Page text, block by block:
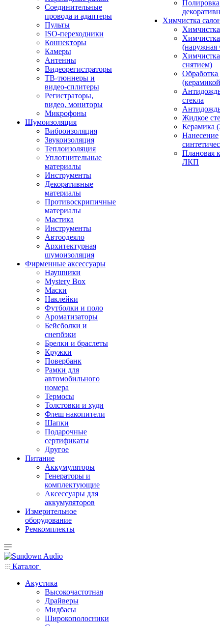
Соединительные
провода и адаптеры
Пульты
ISO-переходники
Коннекторы
Камеры
Антенны
Видеорегистраторы
ТВ-тюннеры и
видео-сплитеры
Регистраторы,
видео, мониторы
Микрофоны
Шумоизоляция
Виброизоляция
Звукоизоляция
Теплоизоляция
Уплотнительные
материалы
Инструменты
Декоративные
материалы
Противоскрипичные
материалы
Мастика
Инструменты
Автоодеяло
Архитектурная
шумоизоляция
Фирменные аксессуары
Наушники
Mystery Box
Маски
Наклейки
Футболки и поло
Ароматизаторы
Бейсболки и
снепбэки
Брелки и браслеты
Кружки
Повербанк
Рамки для
автомобильного
номера
Термосы
Толстовки и худи
Флеш накопители
Шапки
Подарочные
сертификаты
Другое
Питание
Аккумуляторы
Генераторы и
комплектующие
Аксессуары для
аккумуляторов
Измерительное
оборудование
Ремкомплекты
Полировка
Химчистка
(наружная
снятием)
Обработка
стекла
Жидкое
Керамика
Нанесение
Плановая
ЛКП
Каталог
Акустика
Высокочастотная
Драйверы
Мидбасы
Широкополосники